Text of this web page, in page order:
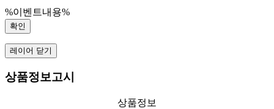
%이벤트내용%
확인
레이어 닫기
상품정보고시
상품정보